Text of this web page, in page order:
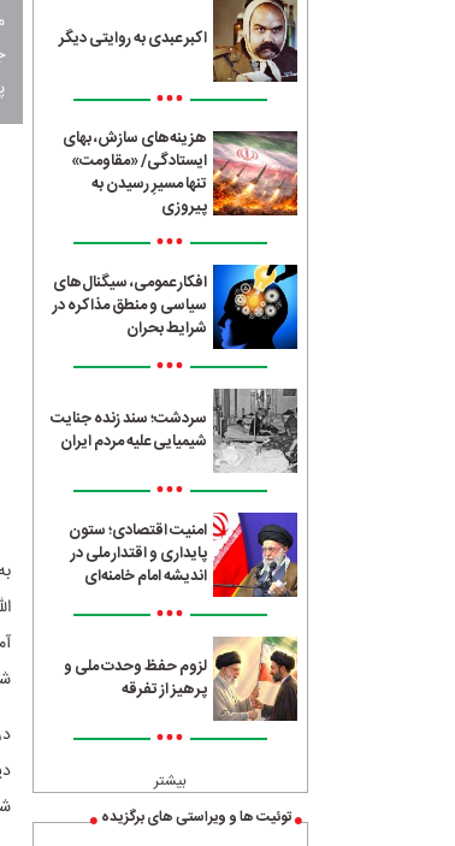
اکبر عبدی به روایتی دیگر
•••
هزینه‌های سازش، بهای
ایستادگی/ «مقاومت»
تنها مسیرِ رسیدن به
پیروزی
•••
افکار عمومی، سیگنال‌های
سیاسی و منطق مذاکره در
شرایط بحران
•••
سردشت؛ سند زنده جنایت
شیمیایی علیه مردم ایران
•••
امنیت اقتصادی؛ ستون
پایداری و اقتدار ملی در
اندیشه امام خامنه‌ای
•••
لزوم حفظ وحدت ملی و
پرهیز از تفرقه
•••
بیشتر
توئیت ها و ویراستی های برگزیده